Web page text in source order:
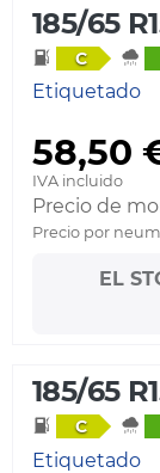
185/65
C
Etiquetado
58,50
IVA incluido
Precio de
Precio por
EL
185/65
C
Etiquetado